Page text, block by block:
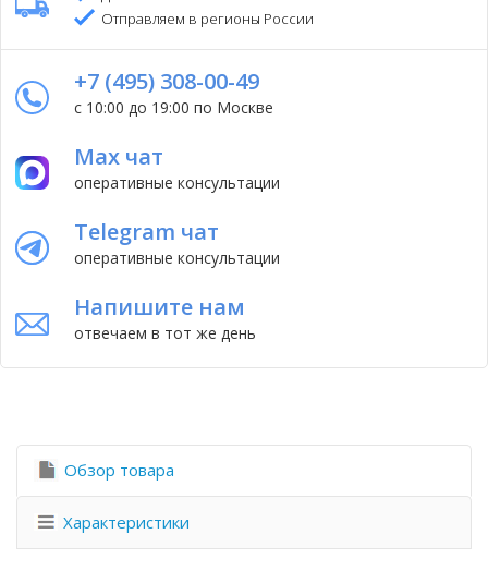
Отправляем в регионы России
+7 (495) 308-00-49
с 10:00 до 19:00 по Москве
Max чат
оперативные консультации
Telegram чат
оперативные консультации
Напишите нам
отвечаем в тот же день
Обзор товара
Характеристики